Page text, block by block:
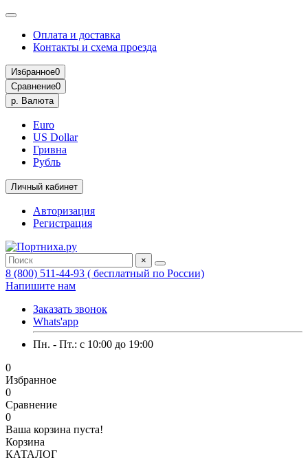
Оплата и доставка
Контакты и схема проезда
Избранное0
Сравнение0
р. Валюта
Euro
US Dollar
Гривна
Рубль
Личный кабинет
Авторизация
Регистрация
×
8 (800) 511-44-93 ( бесплатный по России)
Напишите нам
Заказать звонок
Whats'app
Пн. - Пт.: c 10:00 до 19:00
0
Избранное
0
Сравнение
0
Ваша корзина пуста!
Корзина
КАТАЛОГ